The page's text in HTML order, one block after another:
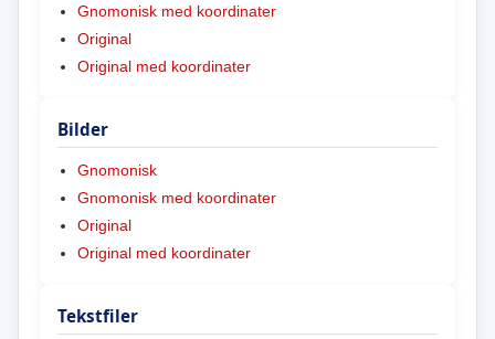
Gnomonisk med koordinater
Original
Original med koordinater
Bilder
Gnomonisk
Gnomonisk med koordinater
Original
Original med koordinater
Tekstfiler